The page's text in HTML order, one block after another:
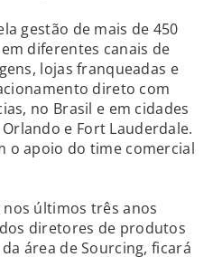
gestão de mais de 450
diferentes canais de
lojas franqueadas e
direto com
no Brasil e em cidades
e Fort Lauderdale.
o apoio do time comercial
nos últimos três anos
diretores de produtos
área de Sourcing, ficará